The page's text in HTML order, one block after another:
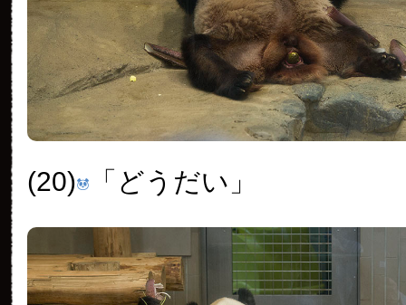
(20) 「どうだい」